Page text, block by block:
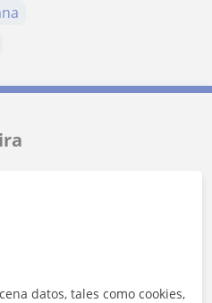
datos, tales como cookies,